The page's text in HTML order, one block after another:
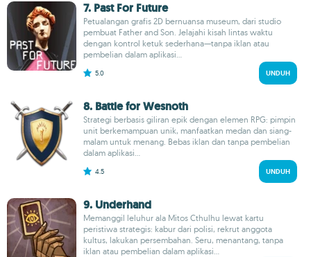
7. Past For Future
Petualangan grafis 2D bernuansa museum, dari studio
pembuat Father and Son. Jelajahi kisah lintas waktu
dengan kontrol ketuk sederhana—tanpa iklan atau
pembelian dalam aplikasi...
5.0 UNDUH
8. Battle for Wesnoth
Strategi berbasis giliran epik dengan elemen RPG: pimpin
unit berkemampuan unik, manfaatkan medan dan siang-
malam untuk menang. Bebas iklan dan tanpa pembelian
dalam aplikasi...
4.5 UNDUH
9. Underhand
Memanggil leluhur ala Mitos Cthulhu lewat kartu
peristiwa strategis: kabur dari polisi, rekrut anggota
kultus, lakukan persembahan. Seru, menantang, tanpa
iklan atau pembelian dalam aplikasi...